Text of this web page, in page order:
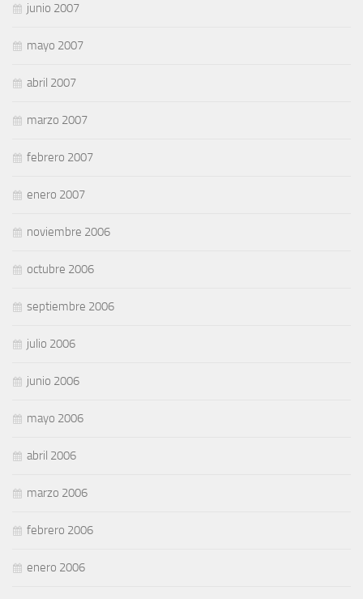
junio 2007
mayo 2007
abril 2007
marzo 2007
febrero 2007
enero 2007
noviembre 2006
octubre 2006
septiembre 2006
julio 2006
junio 2006
mayo 2006
abril 2006
marzo 2006
febrero 2006
enero 2006